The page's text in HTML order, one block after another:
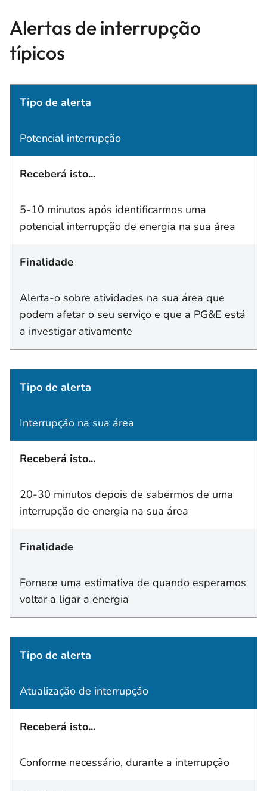
Alertas de interrupção
típicos
Tipo de alerta
Potencial interrupção
Receberá isto...
5-10 minutos após identificarmos uma
potencial interrupção de energia na sua área
Finalidade
Alerta-o sobre atividades na sua área que
podem afetar o seu serviço e que a PG&E está
a investigar ativamente
Tipo de alerta
Interrupção na sua área
Receberá isto...
20-30 minutos depois de sabermos de uma
interrupção de energia na sua área
Finalidade
Fornece uma estimativa de quando esperamos
voltar a ligar a energia
Tipo de alerta
Atualização de interrupção
Receberá isto...
Conforme necessário, durante a interrupção